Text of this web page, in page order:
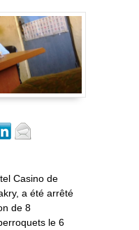
Casino de
a été arrêté
de 8
le 6